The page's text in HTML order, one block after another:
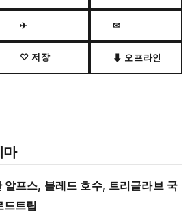
✈ ✉
♡ 저장 ⬇ 오프라인
마
알프스, 블레드 호수, 트리글라브 국
드트립